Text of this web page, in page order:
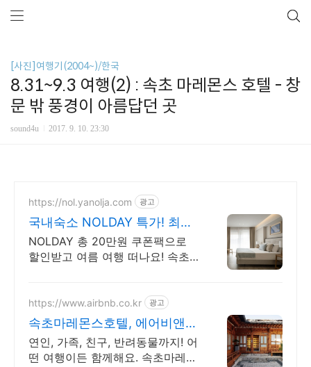
[사진]여행기(2004~)/한국
8.31~9.3 여행(2) : 속초 마레몬스 호텔 - 창
문 밖 풍경이 아름답던 곳
sound4u 2017. 9. 10. 23:30
https://nol.yanolja.com 광고
국내숙소 NOLDAY 특가! 최대
70% 더블업 할인!
NOLDAY 총 20만원 쿠폰팩으로
할인받고 여름 여행 떠나요! 속초
https://www.airbnb.co.kr 광고
속초마레몬스호텔, 에어비앤비
속초 설악산과 바다
연인, 가족, 친구, 반려동물까지! 어
떤 여행이든 함께해요. 속초마레몬